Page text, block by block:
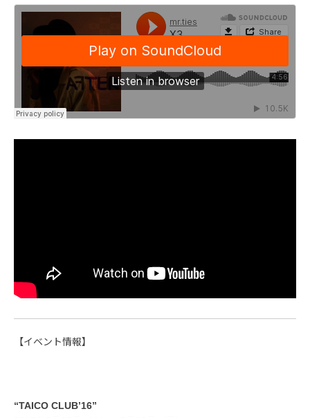
【イベント情報】
“TAICO CLUB’16”